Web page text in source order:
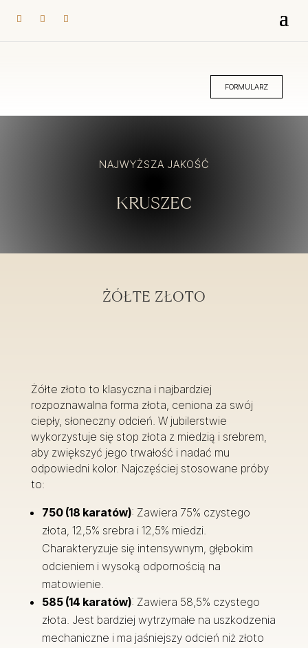
FORMULARZ
NAJWYŻSZA JAKOŚĆ
KRUSZEC
ŻÓŁTE ZŁOTO
Żółte złoto to klasyczna i najbardziej
rozpoznawalna forma złota, ceniona za swój
ciepły, słoneczny odcień. W jubilerstwie
wykorzystuje się stop złota z miedzią i srebrem,
aby zwiększyć jego trwałość i nadać mu
odpowiedni kolor. Najczęściej stosowane próby
to:
750 (18 karatów): Zawiera 75% czystego
złota, 12,5% srebra i 12,5% miedzi.
Charakteryzuje się intensywnym, głębokim
odcieniem i wysoką odpornością na
matowienie.
585 (14 karatów): Zawiera 58,5% czystego
złota. Jest bardziej wytrzymałe na uszkodzenia
mechaniczne i ma jaśniejszy odcień niż złoto